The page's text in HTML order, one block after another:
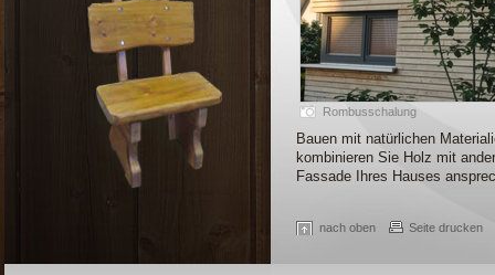
Rombusschalung
Bauen mit natürlichen
kombinieren Sie Holz mit
Fassade Ihres Hauses
nach oben Seite drucken